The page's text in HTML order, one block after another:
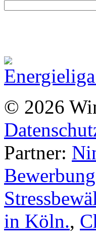
© 2026
Partner:
in Köln.,